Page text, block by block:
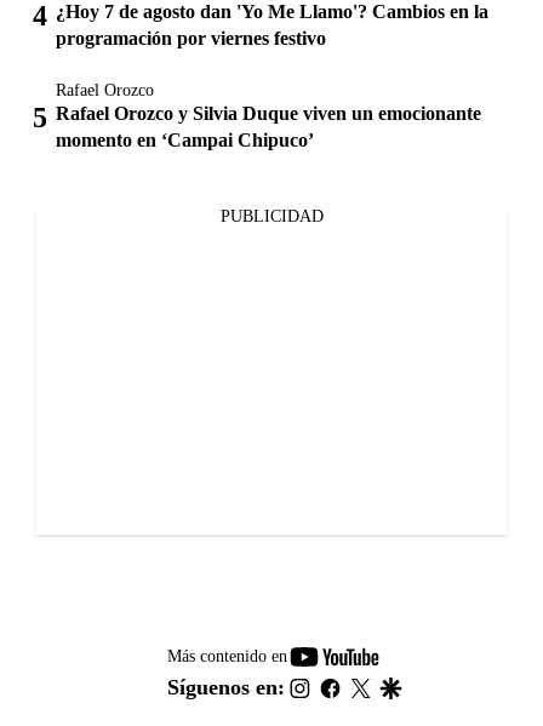
¿Hoy 7 de agosto dan 'Yo Me Llamo'? Cambios en la
programación por viernes festivo
Rafael Orozco
Rafael Orozco y Silvia Duque viven un emocionante
momento en ‘Campai Chipuco’
PUBLICIDAD
Más contenido en
youtube-
footer
Síguenos en: instagram
facebook
twitter